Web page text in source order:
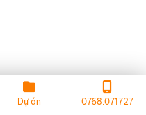
Dự án 0768.071727